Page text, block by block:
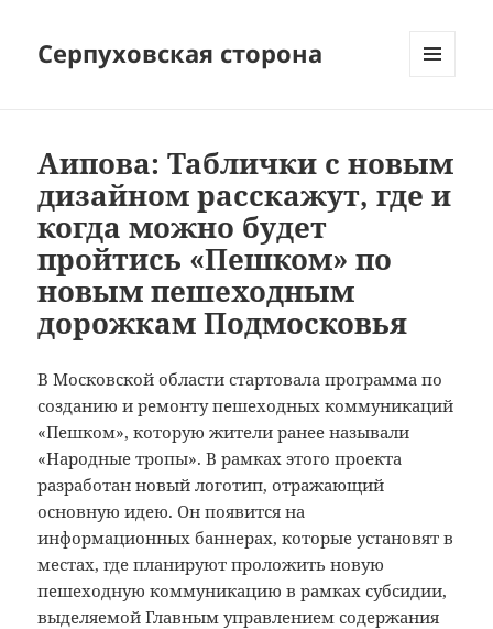
Серпуховская сторона
Аипова: Таблички с новым
дизайном расскажут, где и
когда можно будет
пройтись «Пешком» по
новым пешеходным
дорожкам Подмосковья
В Московской области стартовала программа по
созданию и ремонту пешеходных коммуникаций
«Пешком», которую жители ранее называли
«Народные тропы». В рамках этого проекта
разработан новый логотип, отражающий
основную идею. Он появится на
информационных баннерах, которые установят в
местах, где планируют проложить новую
пешеходную коммуникацию в рамках субсидии,
выделяемой Главным управлением содержания